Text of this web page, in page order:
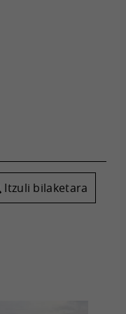
Itzuli bilaketara